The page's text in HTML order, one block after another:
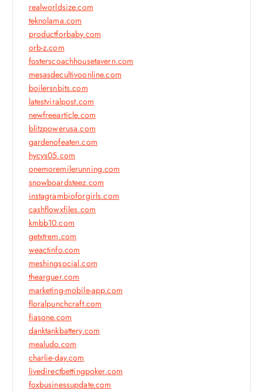
realworldsize.com
teknolama.com
productforbaby.com
orb-z.com
fosterscoachhousetavern.com
mesasdecultivoonline.com
boilersnbits.com
latestviralpost.com
newfreearticle.com
blitzpowerusa.com
gardenofeaten.com
hycys05.com
onemoremilerunning.com
snowboardsteez.com
instagrambioforgirls.com
cashflowxfiles.com
kmbb10.com
getxtrem.com
weactinfo.com
meshingsocial.com
thearguer.com
marketing-mobile-app.com
floralpunchcraft.com
fiasone.com
danktankbattery.com
mealudo.com
charlie-day.com
livedirectbettingpoker.com
foxbusinessupdate.com